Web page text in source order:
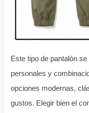
Este tipo de pantalón
personales y
opciones modernas,
gustos. Elegir bien el